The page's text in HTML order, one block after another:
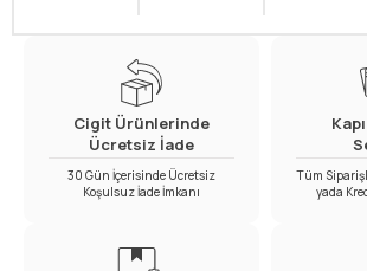
Cigit Ürünlerinde
Ücretsiz İade
30 Gün İçerisinde Ücretsiz
Koşulsuz İade İmkanı
Tüm
yada